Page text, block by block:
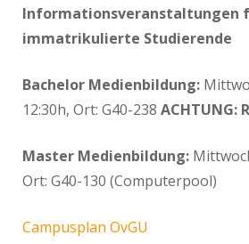
Informationsveranstaltungen
immatrikulierte Studierende
Bachelor Medienbildung:
12:30h, Ort: G40-238 ACHTUNG:
Master Medienbildung:
Ort: G40-130 (Computerpool)
Campusplan OvGU